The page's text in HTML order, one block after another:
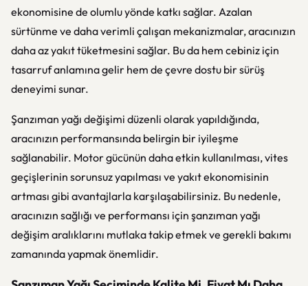
ekonomisine de olumlu yönde katkı sağlar. Azalan
sürtünme ve daha verimli çalışan mekanizmalar, aracınızın
daha az yakıt tüketmesini sağlar. Bu da hem cebiniz için
tasarruf anlamına gelir hem de çevre dostu bir sürüş
deneyimi sunar.
Şanzıman yağı değişimi düzenli olarak yapıldığında,
aracınızın performansında belirgin bir iyileşme
sağlanabilir. Motor gücünün daha etkin kullanılması, vites
geçişlerinin sorunsuz yapılması ve yakıt ekonomisinin
artması gibi avantajlarla karşılaşabilirsiniz. Bu nedenle,
aracınızın sağlığı ve performansı için şanzıman yağı
değişim aralıklarını mutlaka takip etmek ve gerekli bakımı
zamanında yapmak önemlidir.